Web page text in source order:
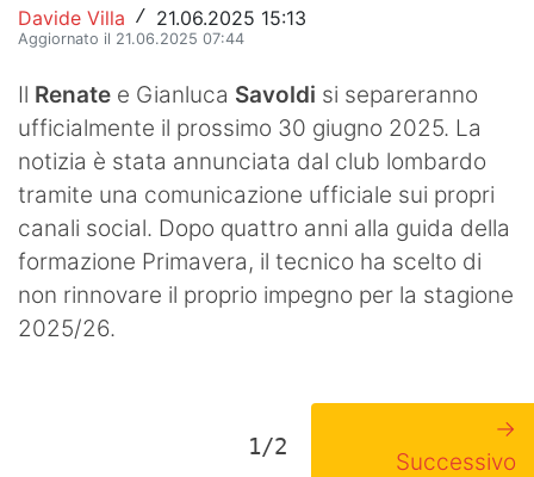
Eventi
Davide Villa / 21.06.2025 15:13
Aggiornato il 21.06.2025 07:44
Il Renate e Gianluca Savoldi si separeranno
ufficialmente il prossimo 30 giugno 2025. La
notizia è stata annunciata dal club lombardo
tramite una comunicazione ufficiale sui propri
canali social. Dopo quattro anni alla guida della
formazione Primavera, il tecnico ha scelto di
non rinnovare il proprio impegno per la stagione
2025/26.
1/2
→
Successivo